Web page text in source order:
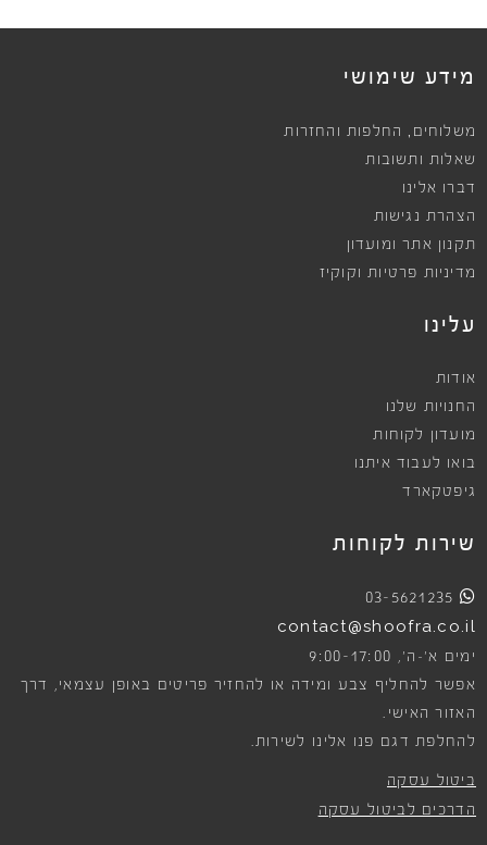
מידע שימושי
משלוחים , החלפות והחזרות
שאלות ותשובות
דברו אלינו
הצהרת נגישות
תקנון אתר ומועדון
מדיניות פרטיות וקוקיז
עלינו
אודות
החנויות שלנו
מועדון לקוחות
בואו לעבוד איתנו
גיפטקארד
שירות לקוחות
03-5621235
contact@shoofra.co.il
ימים א׳-ה׳, 9:00-17:00
אפשר להחליף צבע ומידה או להחזיר פריטים באופן עצמאי, דרך
האזור האישי.
להחלפת דגם פנו אלינו לשירות.
ביטול עסקה
הדרכים לביטול עסקה